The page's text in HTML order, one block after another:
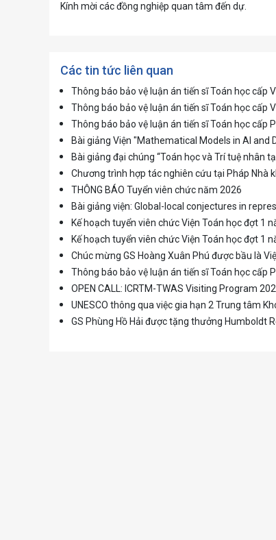
Kính mời các đồng nghiệp quan tâm đến dự.
Các tin tức liên quan
Thông báo bảo vệ luận án tiến sĩ Toán học cấp
Thông báo bảo vệ luận án tiến sĩ Toán học cấp
Thông báo bảo vệ luận án tiến sĩ Toán học cấp
Bài giảng Viện "Mathematical Models in AI
Bài giảng đại chúng “Toán học và Trí tuệ nhân
Chương trình hợp tác nghiên cứu tại Pháp Nhà
THÔNG BÁO Tuyển viên chức năm 2026
Bài giảng viện: Global-local conjectures in
Kế hoạch tuyển viên chức Viện Toán học đợt 1
Kế hoạch tuyển viên chức Viện Toán học đợt 1
Chúc mừng GS Hoàng Xuân Phú được bầu là
Thông báo bảo vệ luận án tiến sĩ Toán học cấp
OPEN CALL: ICRTM-TWAS Visiting Program
UNESCO thông qua việc gia hạn 2 Trung tâm
GS Phùng Hồ Hải được tặng thưởng Humboldt